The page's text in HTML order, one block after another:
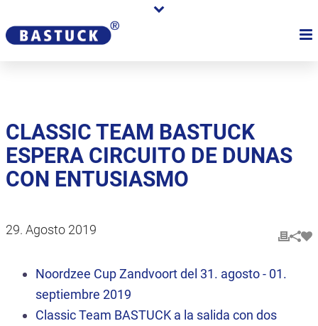
CLASSIC TEAM BASTUCK
ESPERA CIRCUITO DE DUNAS
CON ENTUSIASMO
29. Agosto 2019
Noordzee Cup Zandvoort del 31. agosto - 01.
septiembre 2019
Classic Team BASTUCK a la salida con dos